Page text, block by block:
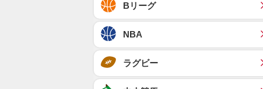
Bリーグ
NBA
ラグビー